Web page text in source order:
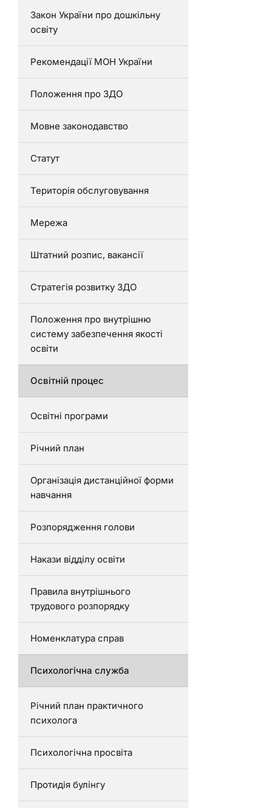
Закон України про дошкільну
освіту
Рекомендації МОН України
Положення про ЗДО
Мовне законодавство
Статут
Територія обслуговування
Мережа
Штатний розпис, вакансії
Стратегія розвитку ЗДО
Положення про внутрішню
систему забезпечення якості
освіти
Освітній процес
Освітні програми
Річний план
Організація дистанційної форми
навчання
Розпорядження голови
Накази відділу освіти
Правила внутрішнього
трудового розпорядку
Номенклатура справ
Психологічна служба
Річний план практичного
психолога
Психологічна просвіта
Протидія булінгу